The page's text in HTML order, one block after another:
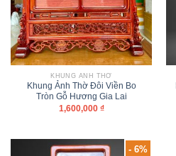
KHUNG ẢNH THỜ
Khung Ảnh Thờ Đôi Viền Bo
Tròn Gỗ Hương Gia Lai
1,600,000 ₫
- 6%